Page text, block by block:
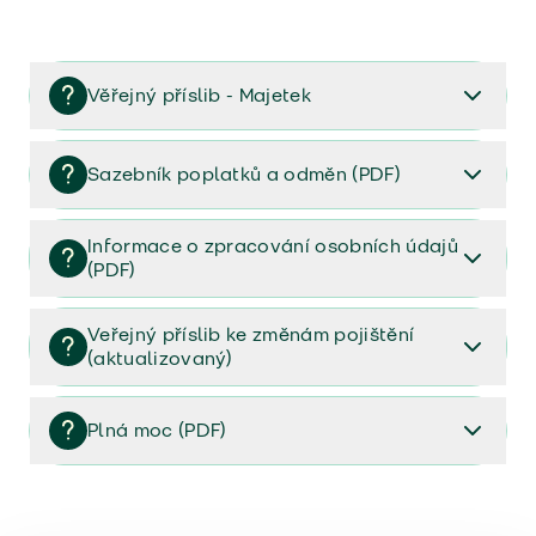
Věřejný příslib - Majetek
Věřejný příslib majetek 2023
Sazebník poplatků a odměn (PDF)
Sazebník poplatků a odměn (PDF)
Informace o zpracování osobních údajů
(PDF)
Informace o zpracování osobních údajů (PDF)
Veřejný příslib ke změnám pojištění
(aktualizovaný)
Veřejný příslib ke změnám pojištění (aktualizovaný)
Plná moc (PDF)